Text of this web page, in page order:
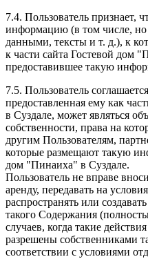
7.4. Пользователь признает,
информацию (в том числе, но
данными, тексты и т. д.), к
к части сайта Гостевой дом
предоставившее такую
7.5. Пользователь
предоставленная ему как
в Суздале, может являться
собственности, права на
другим Пользователям,
которые размещают такую
дом "Пинаиха" в Суздале.
Пользователь не вправе
аренду, передавать на
распространять или
такого Содержания
случаев, когда такие
разрешены собственниками
соответствии с условиями